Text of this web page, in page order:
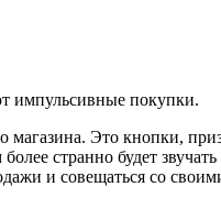
импульсивные покупки.
Это кнопки,
странно будет
и совещаться со